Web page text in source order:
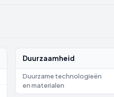
Duurzaamheid
Duurzame technologieën
en materialen